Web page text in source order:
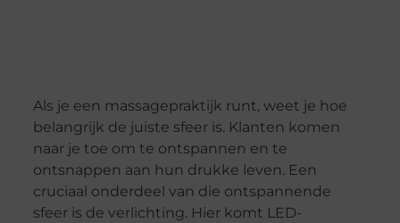
Als je een massagepraktijk runt, weet je hoe
belangrijk de juiste sfeer is. Klanten komen
naar je toe om te ontspannen en te
ontsnappen aan hun drukke leven. Een
cruciaal onderdeel van die ontspannende
sfeer is de verlichting. Hier komt LED-